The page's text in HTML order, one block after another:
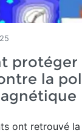
protéger
la
ont retrouvé